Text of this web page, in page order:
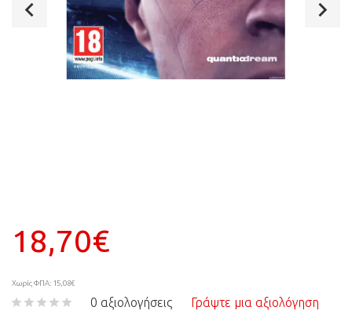
18,70€
Χωρίς ΦΠΑ: 15,08€
0 αξιολογήσεις Γράψτε μια αξιολόγηση